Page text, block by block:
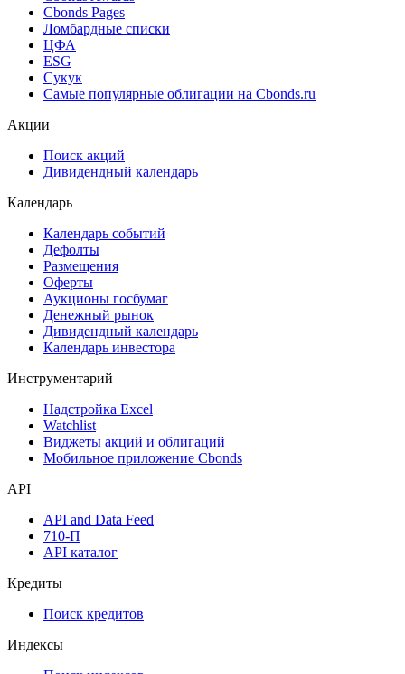
Cbonds Pages
Ломбардные списки
ЦФА
ESG
Сукук
Самые популярные облигации на Cbonds.ru
Акции
Поиск акций
Дивидендный календарь
Календарь
Календарь событий
Дефолты
Размещения
Оферты
Аукционы госбумаг
Денежный рынок
Дивидендный календарь
Календарь инвестора
Инструментарий
Надстройка Excel
Watchlist
Виджеты акций и облигаций
Мобильное приложение Cbonds
API
API and Data Feed
710-П
API каталог
Кредиты
Поиск кредитов
Индексы